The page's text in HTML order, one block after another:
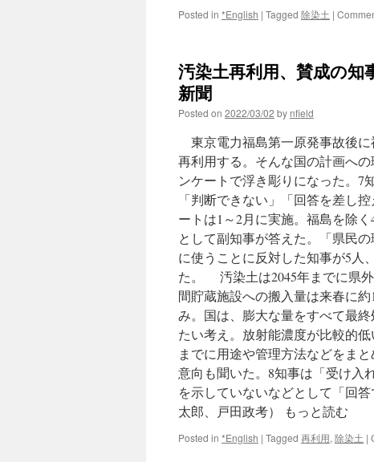
Posted in *English | Tagged 除染土 |
汚染土再利用、賛成の
新聞
Posted on 2022/03/02 by nfield
東京電力福島第一原発事故後
再利用する。そんな国の計画へ
ンケートで浮き彫りになった。7
「判断できない」「回答を差し
ートは1～2月に実施。福島を除
として副知事が答えた。「県民
に使うことに反対した知事が5人
た。 汚染土は2045年までに県
間貯蔵施設への搬入量は来春に
み。国は、膨大な量をすべて最
たい考え。放射能濃度が比較的
までに用途や管理方法などをま
意向も聞いた。8知事は「受け入
を示していないなどとして「回
太郎、戸田政考） もっと読む
Posted in *English | Tagged 再利用, 除染土 |